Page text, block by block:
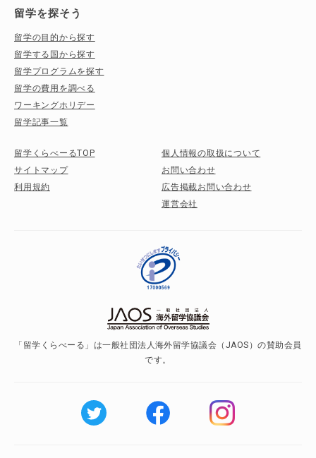
留学を探そう
留学の目的から探す
留学する国から探す
留学プログラムを探す
留学の費用を調べる
ワーキングホリデー
留学記事一覧
留学くらべーるTOP
サイトマップ
利用規約
個人情報の取扱について
お問い合わせ
広告掲載お問い合わせ
運営会社
「留学くらべーる」は一般社団法人海外留学協議会（JAOS）の賛助会員
です。